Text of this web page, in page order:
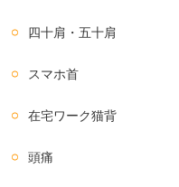
四十肩・五十肩
スマホ首
在宅ワーク猫背
頭痛